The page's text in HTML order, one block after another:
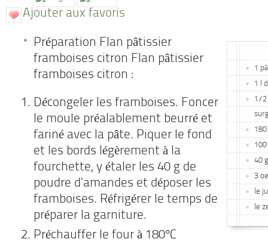
Ajouter aux favoris
1
1 l
1/2
40
3
le
le
Préparation Flan pâtissier
framboises citron Flan pâtissier
framboises citron :
Décongeler les framboises. Foncer
le moule préalablement beurré et
fariné avec la pâte. Piquer le fond
et les bords légèrement à la
fourchette, y étaler les 40 g de
poudre d’amandes et déposer les
framboises. Réfrigérer le temps de
préparer la garniture.
Préchauffer le four à 180°C